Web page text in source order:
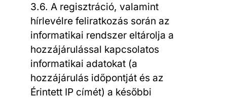
3.6. A regisztráció, valamint
hírlevélre feliratkozás során az
informatikai rendszer eltárolja a
hozzájárulással kapcsolatos
informatikai adatokat (a
hozzájárulás időpontját és az
Érintett IP címét) a későbbi